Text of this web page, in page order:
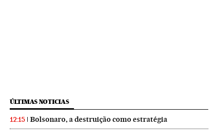
ÚLTIMAS NOTICIAS
12:15 Bolsonaro, a destruição como estratégia